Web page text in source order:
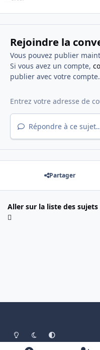
Rejoindre la
Vous pouvez publier
Si vous avez un compte,
publier avec votre compte.
Répondre à ce
Partager
Aller sur la liste des sujets
Light ModeMode sombreSystem Preference